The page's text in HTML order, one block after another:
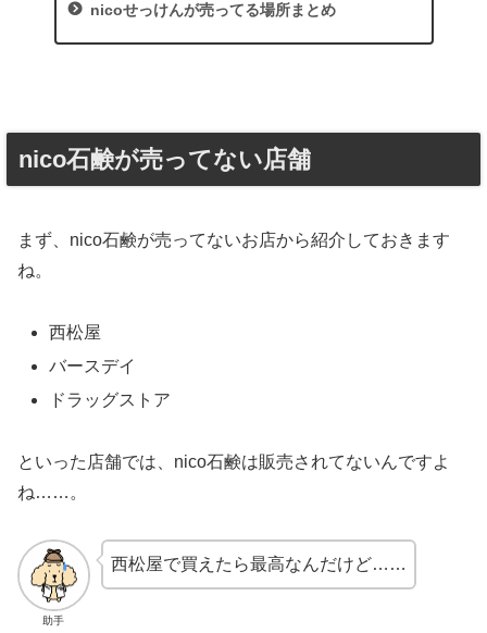
nicoせっけんが売ってる場所まとめ
nico石鹸が売ってない店舗
まず、nico石鹸が売ってないお店から紹介しておきます
ね。
西松屋
バースデイ
ドラッグストア
といった店舗では、nico石鹸は販売されてないんですよ
ね……。
助手
西松屋で買えたら最高なんだけど……